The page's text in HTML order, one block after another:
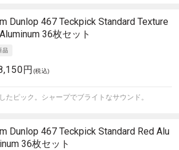
Dunlop 467 Teckpick Standard Texture
36枚セット
円 (税込)
たピック。シャープでブライトなサウンド。
Dunlop 467 Teckpick Standard Red Alu
36枚セット